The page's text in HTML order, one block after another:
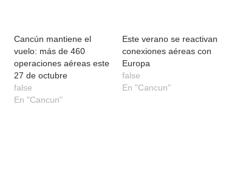
Cancún mantiene el
vuelo: más de 460
operaciones aéreas este
27 de octubre
false
En "Cancun"
Este verano se reactivan
conexiones aéreas con
Europa
false
En "Cancun"